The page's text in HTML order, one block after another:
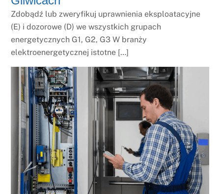
Zdobądź lub zweryfikuj uprawnienia eksploatacyjne
(E) i dozorowe (D) we wszystkich grupach
energetycznych G1, G2, G3 W branży
elektroenergetycznej istotne […]